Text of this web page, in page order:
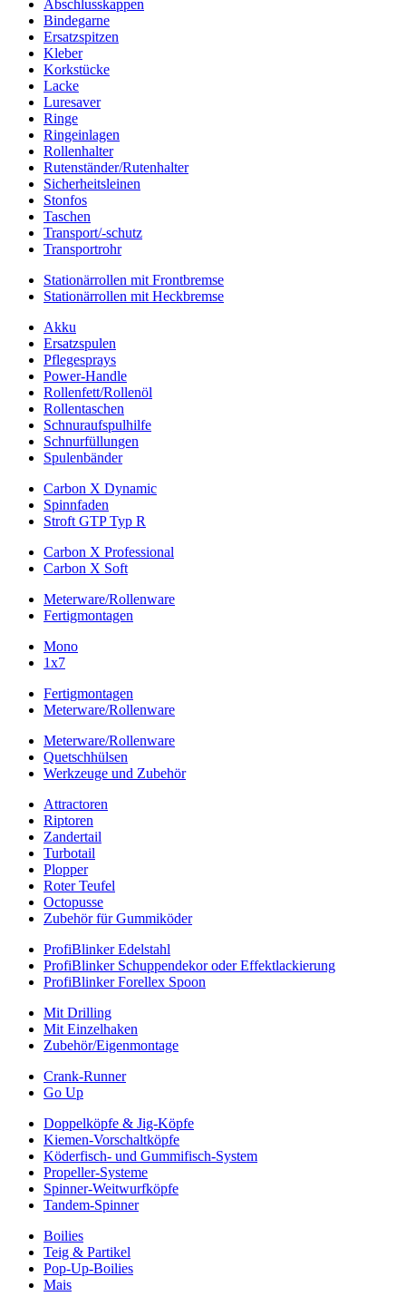
Abschlusskappen
Bindegarne
Ersatzspitzen
Kleber
Korkstücke
Lacke
Luresaver
Ringe
Ringeinlagen
Rollenhalter
Rutenständer/Rutenhalter
Sicherheitsleinen
Stonfos
Taschen
Transport/-schutz
Transportrohr
Stationärrollen mit Frontbremse
Stationärrollen mit Heckbremse
Akku
Ersatzspulen
Pflegesprays
Power-Handle
Rollenfett/Rollenöl
Rollentaschen
Schnuraufspulhilfe
Schnurfüllungen
Spulenbänder
Carbon X Dynamic
Spinnfaden
Stroft GTP Typ R
Carbon X Professional
Carbon X Soft
Meterware/Rollenware
Fertigmontagen
Mono
1x7
Fertigmontagen
Meterware/Rollenware
Meterware/Rollenware
Quetschhülsen
Werkzeuge und Zubehör
Attractoren
Riptoren
Zandertail
Turbotail
Plopper
Roter Teufel
Octopusse
Zubehör für Gummiköder
ProfiBlinker Edelstahl
ProfiBlinker Schuppendekor oder Effektlackierung
ProfiBlinker Forellex Spoon
Mit Drilling
Mit Einzelhaken
Zubehör/Eigenmontage
Crank-Runner
Go Up
Doppelköpfe & Jig-Köpfe
Kiemen-Vorschaltköpfe
Köderfisch- und Gummifisch-System
Propeller-Systeme
Spinner-Weitwurfköpfe
Tandem-Spinner
Boilies
Teig & Partikel
Pop-Up-Boilies
Mais